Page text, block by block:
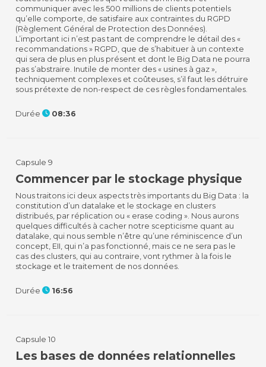
communiquer avec les 500 millions de clients potentiels
qu’elle comporte, de satisfaire aux contraintes du RGPD
(Règlement Général de Protection des Données).
L’important ici n’est pas tant de comprendre le détail des «
recommandations » RGPD, que de s’habituer à un contexte
qui sera de plus en plus présent et dont le Big Data ne pourra
pas s’abstraire. Inutile de monter des « usines à gaz »,
techniquement complexes et coûteuses, s’il faut les détruire
sous prétexte de non-respect de ces règles fondamentales.
Durée 08:36
Capsule 9
Commencer par le stockage physique
Nous traitons ici deux aspects très importants du Big Data : la
constitution d’un datalake et le stockage en clusters
distribués, par réplication ou « erase coding ». Nous aurons
quelques difficultés à cacher notre scepticisme quant au
datalake, qui nous semble n’être qu’une réminiscence d’un
concept, EII, qui n’a pas fonctionné, mais ce ne sera pas le
cas des clusters, qui au contraire, vont rythmer à la fois le
stockage et le traitement de nos données.
Durée 16:56
Capsule 10
Les bases de données relationnelles